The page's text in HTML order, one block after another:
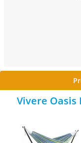
Vivere Oasis